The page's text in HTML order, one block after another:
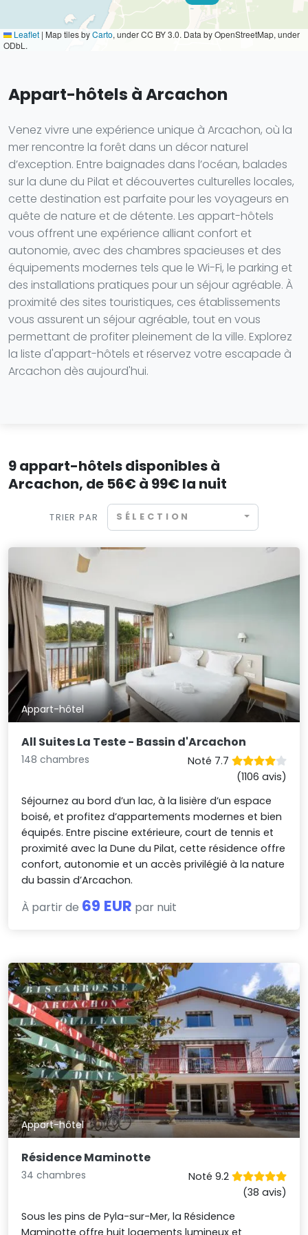
Leaflet | Map tiles byCarto, under CC BY 3.0. Data by OpenStreetMap, under
ODbL.
Appart-hôtels à Arcachon
Venez vivre une expérience unique à Arcachon, où la
mer rencontre la forêt dans un décor naturel
d’exception. Entre baignades dans l’océan, balades
sur la dune du Pilat et découvertes culturelles locales,
cette destination est parfaite pour les voyageurs en
quête de nature et de détente. Les appart-hôtels
vous offrent une expérience alliant confort et
autonomie, avec des chambres spacieuses et des
équipements modernes tels que le Wi-Fi, le parking et
des installations pratiques pour un séjour agréable. À
proximité des sites touristiques, ces établissements
vous assurent un séjour agréable, tout en vous
permettant de profiter pleinement de la ville. Explorez
la liste d'appart-hôtels et réservez votre escapade à
Arcachon dès aujourd'hui.
9 appart-hôtels disponibles à
Arcachon, de 56€ à 99€ la nuit
TRIER PAR SÉLECTION
Appart-hôtel
All Suites La Teste - Bassin d'Arcachon
148 chambres
Noté 7.7
(1106 avis)
Séjournez au bord d’un lac, à la lisière d’un espace
boisé, et profitez d’appartements modernes et bien
équipés. Entre piscine extérieure, court de tennis et
proximité avec la Dune du Pilat, cette résidence offre
confort, autonomie et un accès privilégié à la nature
du bassin d’Arcachon.
À partir de 69 EUR par nuit
Appart-hôtel
Résidence Maminotte
34 chambres
Noté 9.2
(38 avis)
Sous les pins de Pyla-sur-Mer, la Résidence